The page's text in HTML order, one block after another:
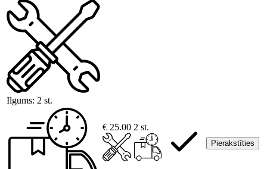
Ilgums: 2 st.
€ 25.00 2 st.
Pierakstīties